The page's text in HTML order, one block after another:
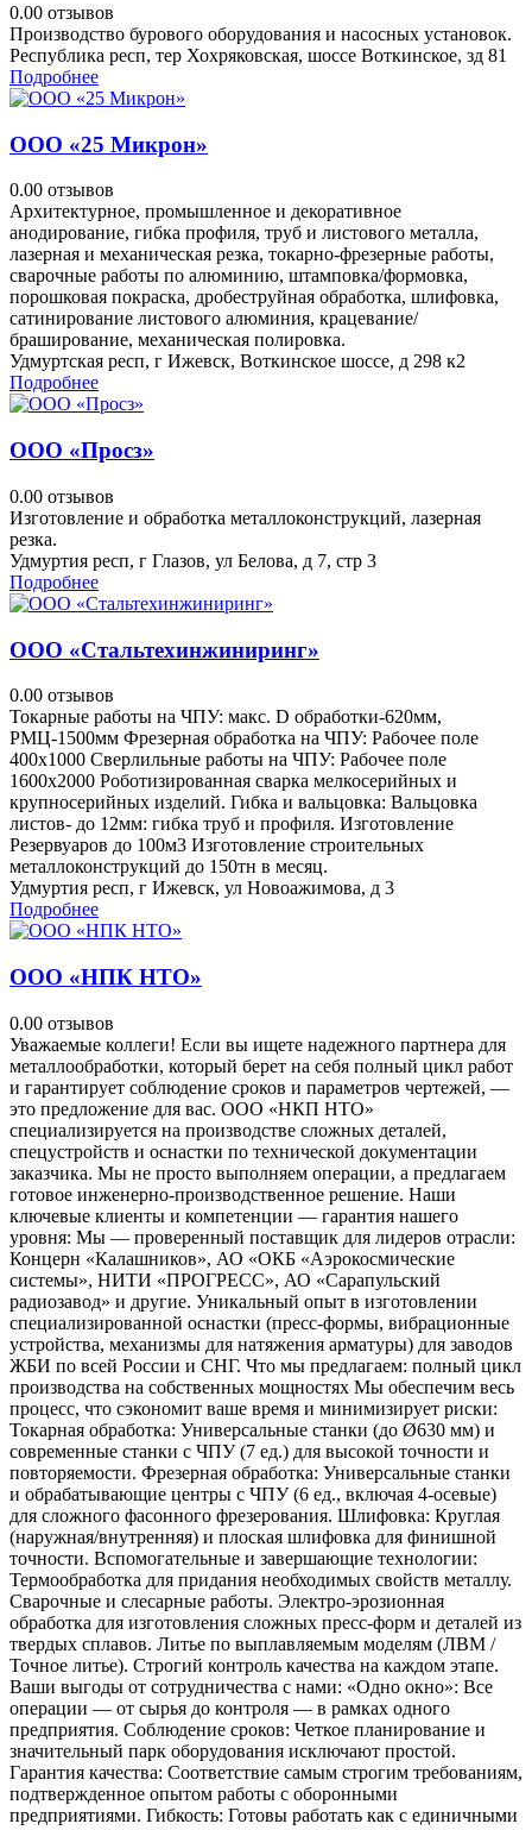
0.00 отзывов
Производство бурового оборудования и насосных установок.
Республика респ, тер Хохряковская, шоссе Воткинское, зд 81
Подробнее
ООО «25 Микрон»
0.00 отзывов
Архитектурное, промышленное и декоративное
анодирование, гибка профиля, труб и листового металла,
лазерная и механическая резка, токарно-фрезерные работы,
сварочные работы по алюминию, штамповка/формовка,
порошковая покраска, дробеструйная обработка, шлифовка,
сатинирование листового алюминия, крацевание/
браширование, механическая полировка.
Удмуртская респ, г Ижевск, Воткинское шоссе, д 298 к2
Подробнее
ООО «Просз»
0.00 отзывов
Изготовление и обработка металлоконструкций, лазерная
резка.
Удмуртия респ, г Глазов, ул Белова, д 7, стр 3
Подробнее
ООО «Стальтехинжиниринг»
0.00 отзывов
Токарные работы на ЧПУ: макс. D обработки-620мм,
РМЦ-1500мм Фрезерная обработка на ЧПУ: Рабочее поле
400х1000 Сверлильные работы на ЧПУ: Рабочее поле
1600х2000 Роботизированная сварка мелкосерийных и
крупносерийных изделий. Гибка и вальцовка: Вальцовка
листов- до 12мм: гибка труб и профиля. Изготовление
Резервуаров до 100м3 Изготовление строительных
металлоконструкций до 150тн в месяц.
Удмуртия респ, г Ижевск, ул Новоажимова, д 3
Подробнее
ООО «НПК НТО»
0.00 отзывов
Уважаемые коллеги! Если вы ищете надежного партнера для
металлообработки, который берет на себя полный цикл работ
и гарантирует соблюдение сроков и параметров чертежей, —
это предложение для вас. ООО «НКП НТО»
специализируется на производстве сложных деталей,
спецустройств и оснастки по технической документации
заказчика. Мы не просто выполняем операции, а предлагаем
готовое инженерно-производственное решение. Наши
ключевые клиенты и компетенции — гарантия нашего
уровня: Мы — проверенный поставщик для лидеров отрасли:
Концерн «Калашников», АО «ОКБ «Аэрокосмические
системы», НИТИ «ПРОГРЕСС», АО «Сарапульский
радиозавод» и другие. Уникальный опыт в изготовлении
специализированной оснастки (пресс-формы, вибрационные
устройства, механизмы для натяжения арматуры) для заводов
ЖБИ по всей России и СНГ. Что мы предлагаем: полный цикл
производства на собственных мощностях Мы обеспечим весь
процесс, что сэкономит ваше время и минимизирует риски:
Токарная обработка: Универсальные станки (до Ø630 мм) и
современные станки с ЧПУ (7 ед.) для высокой точности и
повторяемости. Фрезерная обработка: Универсальные станки
и обрабатывающие центры с ЧПУ (6 ед., включая 4-осевые)
для сложного фасонного фрезерования. Шлифовка: Круглая
(наружная/внутренняя) и плоская шлифовка для финишной
точности. Вспомогательные и завершающие технологии:
Термообработка для придания необходимых свойств металлу.
Сварочные и слесарные работы. Электро-эрозионная
обработка для изготовления сложных пресс-форм и деталей из
твердых сплавов. Литье по выплавляемым моделям (ЛВМ /
Точное литье). Строгий контроль качества на каждом этапе.
Ваши выгоды от сотрудничества с нами: «Одно окно»: Все
операции — от сырья до контроля — в рамках одного
предприятия. Соблюдение сроков: Четкое планирование и
значительный парк оборудования исключают простой.
Гарантия качества: Соответствие самым строгим требованиям,
подтвержденное опытом работы с оборонными
предприятиями. Гибкость: Готовы работать как с единичными